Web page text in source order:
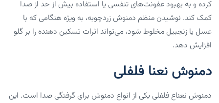
کرده و به بهبود عفونت‌های تنفسی یا استفاده بیش از حد از صدا
کمک کند. نوشیدن منظم ‌دمنوش زردچوبه، به ویژه هنگامی که با
عسل یا زنجبیل مخلوط شود،‌ می‌تواند اثرات تسکین دهنده را بر گلو
افزایش دهد.
دمنوش نعنا فلفلی
‌دمنوش نعناع فلفلی یکی از انواع دمنوش برای گرفتگی صدا است. این